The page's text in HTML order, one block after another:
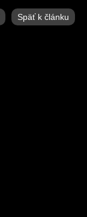
Späť k článku